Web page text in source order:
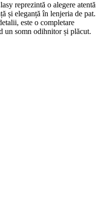
reprezintă o alegere atentă
și eleganță în lenjeria de pat.
este o completare
un somn odihnitor și plăcut.